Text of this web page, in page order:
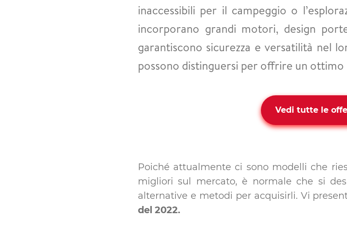
inaccessibili per il campeggio o
incorporano grandi motori, design
garantiscono sicurezza e versatilità nel
possono distinguersi per offrire un
Vedi tutte le
Poiché attualmente ci sono modelli che
migliori sul mercato, è normale che si
alternative e metodi per acquisirli. Vi
del 2022.